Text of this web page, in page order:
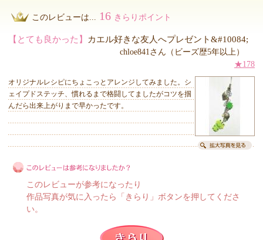
このレビューは... 16 きらりポイント
【とても良かった】 カエル好きな友人へプレゼント&#10084;
chloe841さん（ビーズ歴5年以上）
★178
オリジナルレシピにちょこっとアレンジしてみました。シ
ェイプドステッチ、慣れるまで格闘してましたがコツを掴
んだら出来上がりまで早かったです。
このレビューが参考になったり
作品写真が気に入ったら「きらり」ボタンを押してくださ
い。